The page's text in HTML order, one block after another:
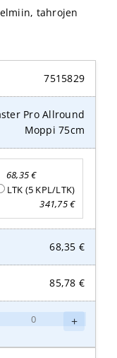
tahrojen
7515829
Pro Allround
Moppi 75cm
68,35€
LTK (5 KPL/LTK)
341,75€
68,35 €
85,78 €
+